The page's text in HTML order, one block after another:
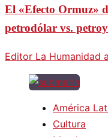
El «Efecto Ormuz»
petrodólar vs.
Editor La Humanidad
América
Cultura